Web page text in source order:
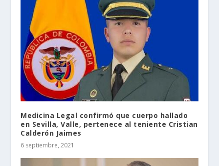
Medicina Legal confirmó que cuerpo hallado
en Sevilla, Valle, pertenece al teniente Cristian
Calderón Jaimes
6 septiembre, 2021